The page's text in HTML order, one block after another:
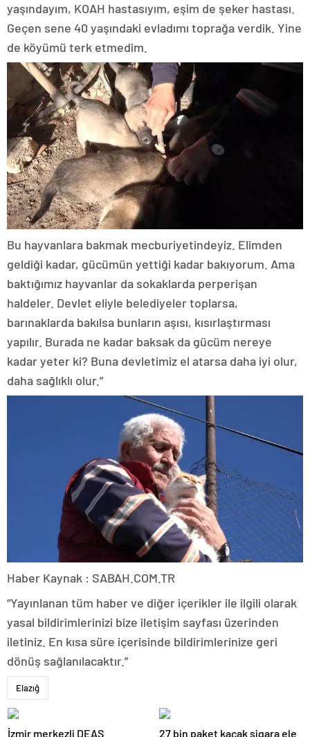
yaşındayım, KOAH hastasıyım, eşim de şeker hastası.
Geçen sene 40 yaşındaki evladımı toprağa verdik. Yine
de köyümü terk etmedim.
Bu hayvanlara bakmak mecburiyetindeyiz. Elimden
geldiği kadar, gücümün yettiği kadar bakıyorum. Ama
baktığımız hayvanlar da sokaklarda perperişan
haldeler. Devlet eliyle belediyeler toplarsa,
barınaklarda bakılsa bunların aşısı, kısırlaştırması
yapılır. Burada ne kadar baksak da gücüm nereye
kadar yeter ki? Buna devletimiz el atarsa daha iyi olur,
daha sağlıklı olur.”
Haber Kaynak : SABAH.COM.TR
“Yayınlanan tüm haber ve diğer içerikler ile ilgili olarak
yasal bildirimlerinizi bize iletişim sayfası üzerinden
iletiniz. En kısa süre içerisinde bildirimlerinize geri
dönüş sağlanılacaktır.”
Elazığ
İzmir merkezli DEAŞ
27 bin paket kaçak sigara ele